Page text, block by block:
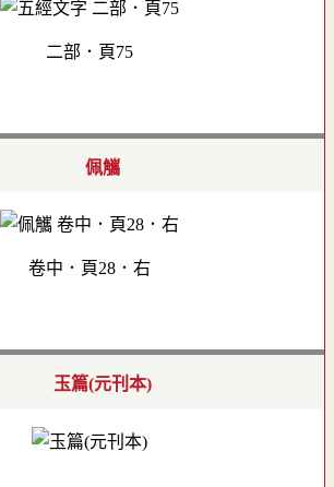
二部．頁75
佩觿
卷中．頁28．右
玉篇(元刊本)